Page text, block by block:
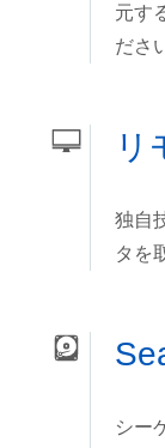
元す
ださ
リ
独自
タを
シー